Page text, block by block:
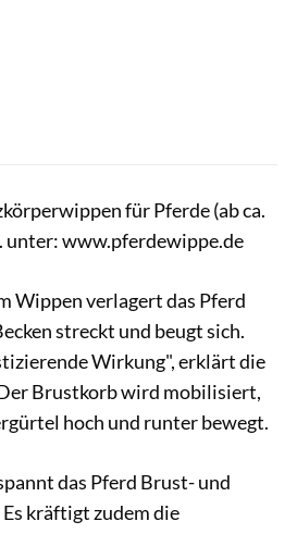
für Pferde (ab ca.
unter: www.pferdewippe.de
Wippen verlagert das Pferd
streckt und beugt sich.
Wirkung", erklärt die
Brustkorb wird mobilisiert,
hoch und runter bewegt.
das Pferd Brust- und
kräftigt zudem die